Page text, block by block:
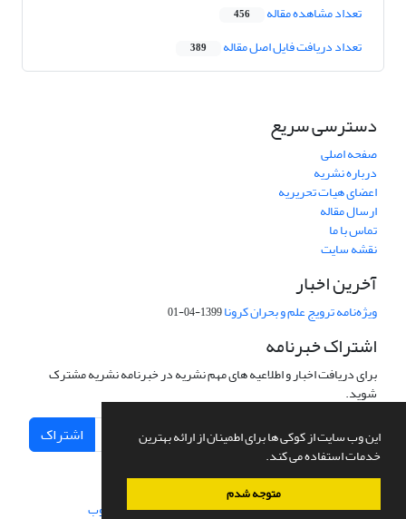
این وب سایت از کوکی ها برای اطمینان از ارائه بهترین
خدمات استفاده می کند.
متوجه شدم
تعداد مشاهده مقاله 456
تعداد دریافت فایل اصل مقاله 389
دسترسی سریع
صفحه اصلی
درباره نشریه
اعضای هیات تحریریه
ارسال مقاله
تماس با ما
نقشه سایت
آخرین اخبار
ویژه‌نامه ترویج علم و بحران کرونا1399-04-01
اشتراک خبرنامه
برای دریافت اخبار و اطلاعیه های مهم نشریه در خبرنامه نشریه مشترک
شوید.
اشتراک
سامانه مدیریت نشریات علمی.طراحی و پیاده سازی از سیناوب